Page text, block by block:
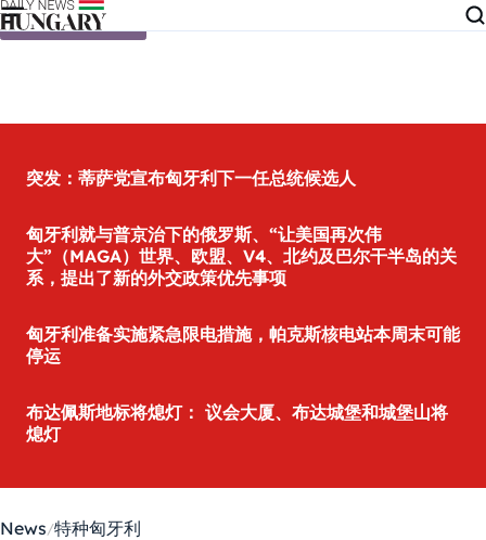
Skip to content
突发：蒂萨党宣布匈牙利下一任总统候选人
匈牙利就与普京治下的俄罗斯、“让美国再次伟
大”（MAGA）世界、欧盟、V4、北约及巴尔干半岛的关
系，提出了新的外交政策优先事项
匈牙利准备实施紧急限电措施，帕克斯核电站本周末可能
停运
布达佩斯地标将熄灯： 议会大厦、布达城堡和城堡山将
熄灯
News 特种匈牙利